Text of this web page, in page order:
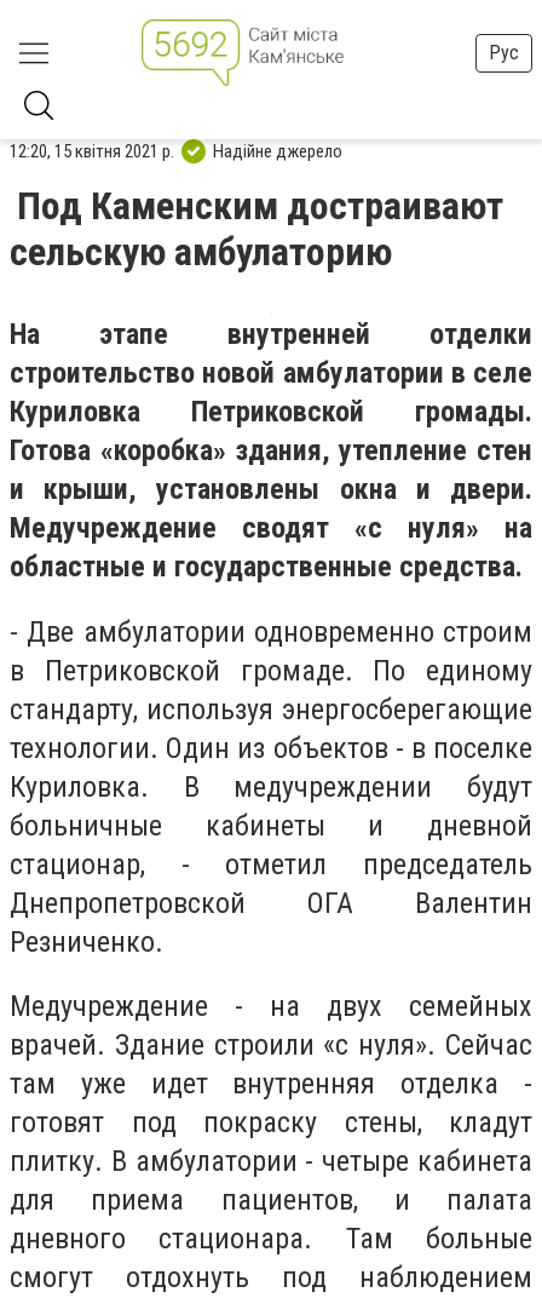
Рус
12:20, 15 квітня 2021 р. Надійне джерело
Под Каменским достраивают
сельскую амбулаторию
На этапе внутренней отделки
строительство новой амбулатории в селе
Куриловка Петриковской громады.
Готова «коробка» здания, утепление стен
и крыши, установлены окна и двери.
Медучреждение сводят «с нуля» на
областные и государственные средства.
- Две амбулатории одновременно строим
в Петриковской громаде. По единому
стандарту, используя энергосберегающие
технологии. Один из объектов - в поселке
Куриловка. В медучреждении будут
больничные кабинеты и дневной
стационар, - отметил председатель
Днепропетровской ОГА Валентин
Резниченко.
Медучреждение - на двух семейных
врачей. Здание строили «с нуля». Сейчас
там уже идет внутренняя отделка -
готовят под покраску стены, кладут
плитку. В амбулатории - четыре кабинета
для приема пациентов, и палата
дневного стационара. Там больные
смогут отдохнуть под наблюдением